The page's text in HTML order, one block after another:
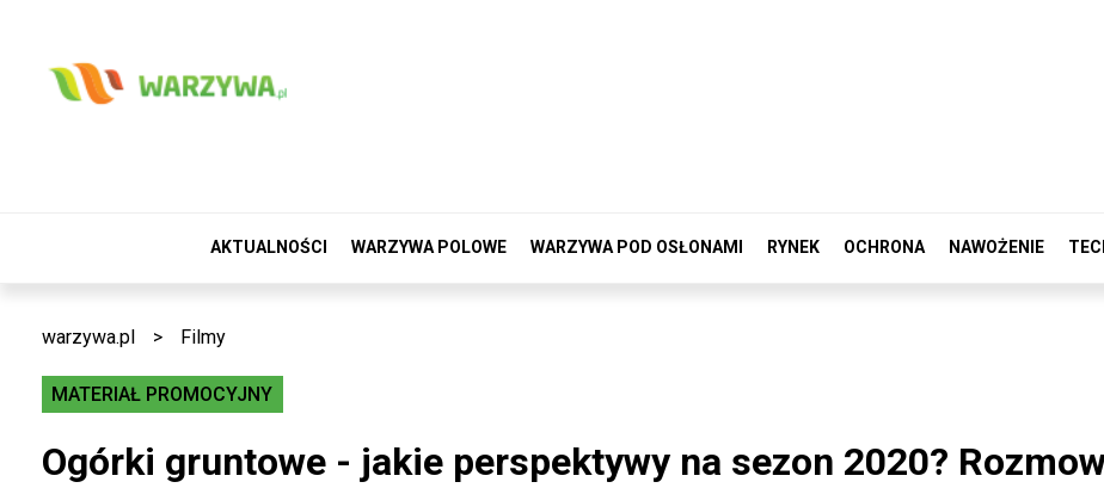
AKTUALNOŚCI WARZYWA POLOWE WARZYWA POD OSŁONAMI RYNEK OCHRONA NAWOŻENIE
warzywa.pl > Filmy
MATERIAŁ PROMOCYJNY
Ogórki gruntowe - jakie perspektywy na sezon 2020?